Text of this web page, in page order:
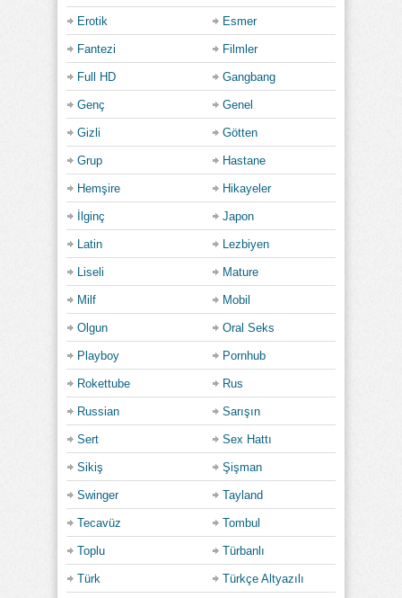
Erotik Esmer
Fantezi Filmler
Full HD Gangbang
Genç Genel
Gizli Götten
Grup Hastane
Hemşire Hikayeler
İlginç Japon
Latin Lezbiyen
Liseli Mature
Milf Mobil
Olgun Oral Seks
Playboy Pornhub
Rokettube Rus
Russian Sarışın
Sert Sex Hattı
Sikiş Şişman
Swinger Tayland
Tecavüz Tombul
Toplu Türbanlı
Türk Türkçe Altyazılı